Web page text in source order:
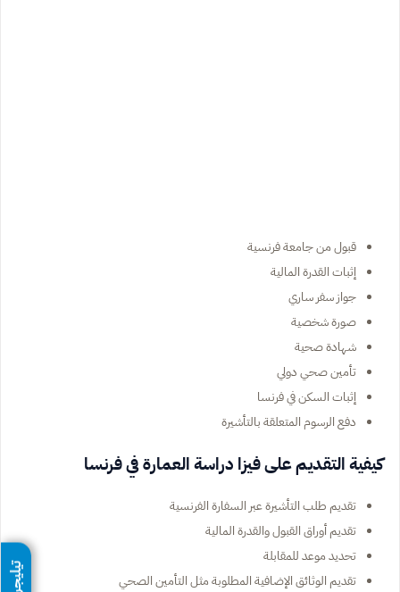
قبول من جامعة فرنسية
إثبات القدرة المالية
جواز سفر ساري
صورة شخصية
شهادة صحية
تأمين صحي دولي
إثبات السكن في فرنسا
دفع الرسوم المتعلقة بالتأشيرة
كيفية التقديم على فيزا دراسة العمارة في فرنسا
تقديم طلب التأشيرة عبر السفارة الفرنسية
تقديم أوراق القبول والقدرة المالية
تحديد موعد للمقابلة
تقديم الوثائق الإضافية المطلوبة مثل التأمين الصحي